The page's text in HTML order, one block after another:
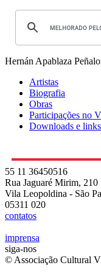
Hernán Apablaza
Artistas
Biografia
Obras
Participações no
Downloads e links
55 11 36450516
Rua Jaguaré Mirim, 210
Vila Leopoldina - São
05311 020
contatos
imprensa
siga-nos
© Associação Cultural